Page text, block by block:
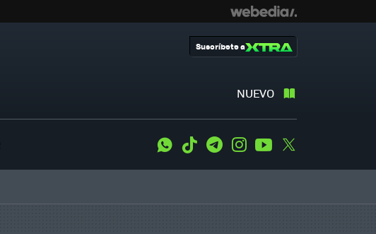
NUEVO
Suscríbete a
WhatsApp
Tiktok TelegramInstagramYoutube